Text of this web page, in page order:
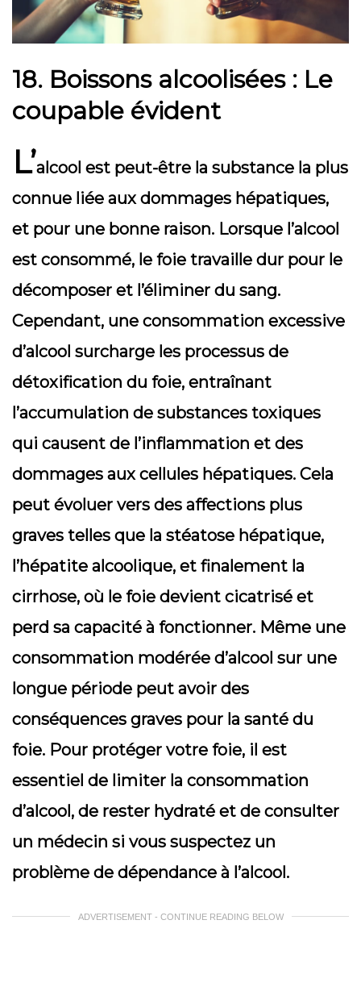
18. Boissons alcoolisées : Le
coupable évident
L’alcool est peut-être la substance la plus
connue liée aux dommages hépatiques,
et pour une bonne raison. Lorsque l’alcool
est consommé, le foie travaille dur pour le
décomposer et l’éliminer du sang.
Cependant, une consommation excessive
d’alcool surcharge les processus de
détoxification du foie, entraînant
l’accumulation de substances toxiques
qui causent de l’inflammation et des
dommages aux cellules hépatiques. Cela
peut évoluer vers des affections plus
graves telles que la stéatose hépatique,
l’hépatite alcoolique, et finalement la
cirrhose, où le foie devient cicatrisé et
perd sa capacité à fonctionner. Même une
consommation modérée d’alcool sur une
longue période peut avoir des
conséquences graves pour la santé du
foie. Pour protéger votre foie, il est
essentiel de limiter la consommation
d’alcool, de rester hydraté et de consulter
un médecin si vous suspectez un
problème de dépendance à l’alcool.
ADVERTISEMENT - CONTINUE READING BELOW